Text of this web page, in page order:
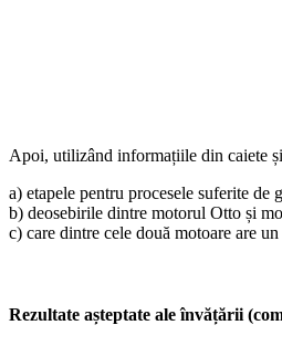
Apoi, utilizând informațiile din caiete
a) etapele pentru procesele suferite
b) deosebirile dintre motorul Otto și
c) care dintre cele două motoare are
Rezultate așteptate ale învățării